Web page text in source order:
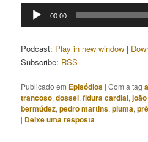
Tocador
00:00
Podcast: Play in new window |
Subscribe: RSS
Publicado em Episódios |Com a tag
trancoso,dossel,fidura cardial,
bermúdez,pedro martins,pluma,
| Deixe uma resposta